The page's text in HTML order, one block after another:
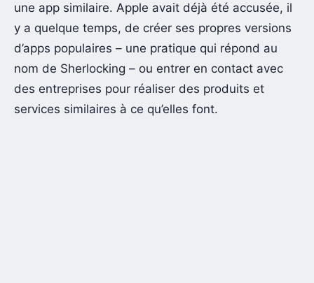
une app similaire. Apple avait déjà été accusée, il
y a quelque temps, de créer ses propres versions
d’apps populaires – une pratique qui répond au
nom de Sherlocking – ou entrer en contact avec
des entreprises pour réaliser des produits et
services similaires à ce qu’elles font.